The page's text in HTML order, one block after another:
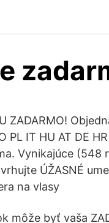
ZADARMO!
PL IT HU AT DE
Vynikajúce (548
ÚŽASNÉ
na vlasy
môže byť vaša